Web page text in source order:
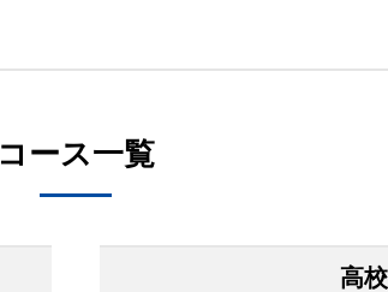
コース一覧
高